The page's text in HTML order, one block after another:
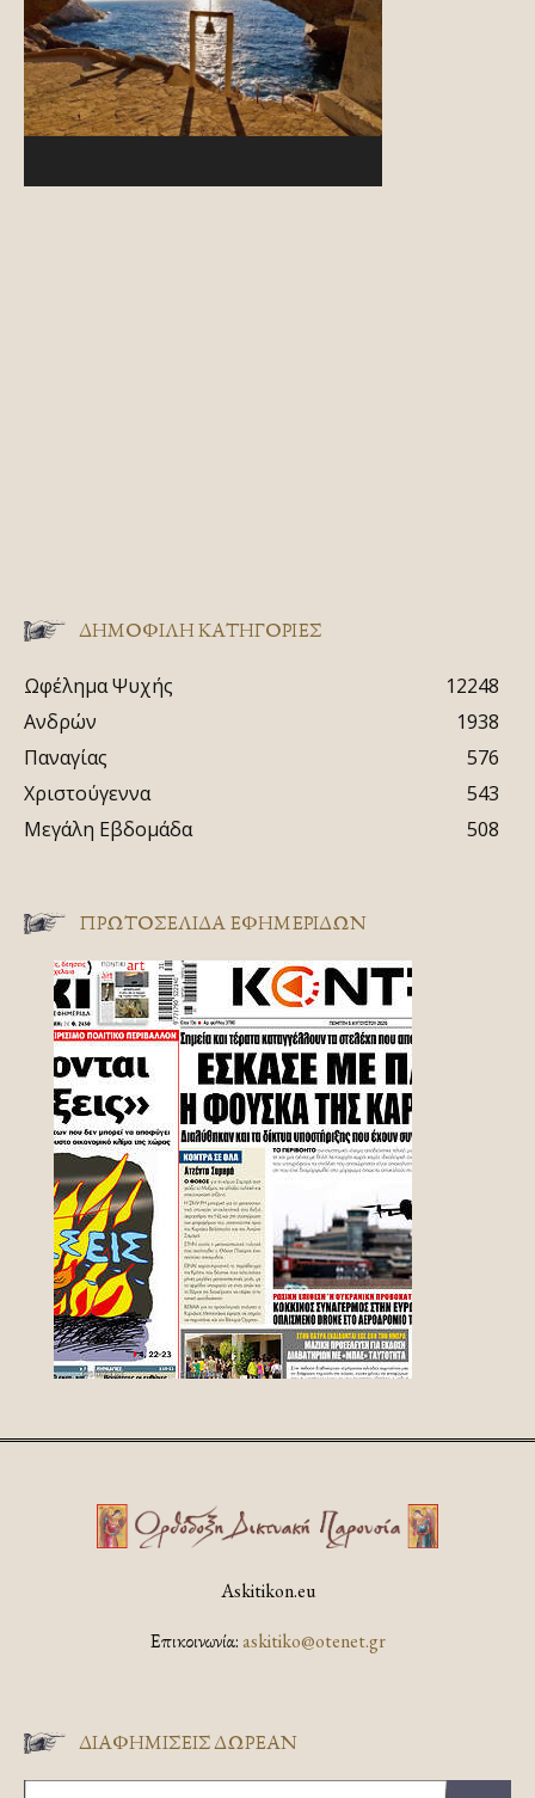
ΔΗΜΟΦΙΛΗ ΚΑΤΗΓΟΡΙΕΣ
Ωφέλημα Ψυχής
12248
Ανδρών
1938
Παναγίας
576
Χριστούγεννα
543
Μεγάλη Εβδομάδα
508
ΠΡΩΤΟΣΈΛΙΔΑ ΕΦΗΜΕΡΊΔΩΝ
Askitikon.eu
Επικοινωνία:askitiko@otenet.gr
ΔΙΑΦΗΜΊΣΕΙΣ ΔΩΡΕΆΝ